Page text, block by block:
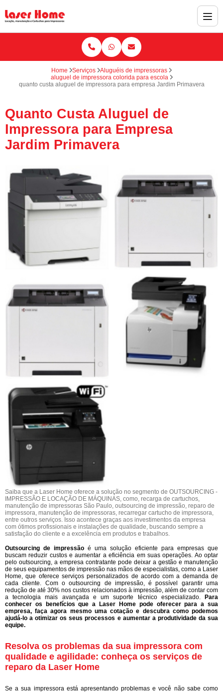
Home Serviços
Aluguéis de impressoras
aluguel de impressora colorida para escola
quanto custa aluguel de impressora para empresa Jardim Primavera
Quanto Custa Aluguel de
Impressora para Empresa
Jardim Primavera
Saiba que a Laser Home oferece a solução no segmento de OUTSOURCING -
IMPRESSÃO E LOCAÇÃO DE MÁQUINAS, como, recarga de cartuchos,
manutenção de impressoras São Paulo, outsourcing de impressão, reparo de
impressora, manutenção de impressoras, recarregar cartucho de impressora,
entre outros serviços. Isso acontece graças aos investimentos da empresa
com ótimos profissionais e instalações de qualidade, buscando sempre a
satisfação do cliente e a excelência em produtos e trabalhos.
Outsourcing de impressão é uma solução eficiente para empresas que
buscam reduzir custos e aumentar a eficiência em suas operações. Ao optar
pelo outsourcing, a empresa contratante pode deixar a gestão e manutenção
de seus equipamentos de impressão nas mãos de especialistas, como a Laser
Home, que oferece serviços personalizados de acordo com a demanda de
cada cliente. Com o outsourcing de impressão, é possível garantir uma
redução de até 30% nos custos relacionados à impressão, além de contar com
a tecnologia mais avançada e um suporte técnico especializado. Para
conhecer os benefícios que a Laser Home pode oferecer para a sua
empresa, faça agora mesmo uma cotação e descubra como podemos
ajudá-lo a otimizar os seus processos e aumentar a produtividade da sua
equipe.
Resolva os problemas da sua impressora com
qualidade e agilidade: conheça os serviços de
reparo da Laser Home
Se a sua impressora está apresentando problemas e você não sabe como